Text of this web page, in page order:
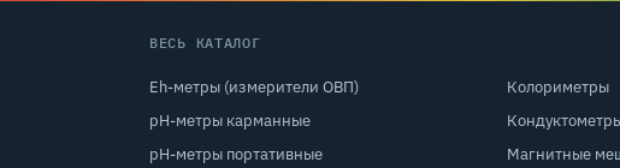
ВЕСЬ КАТАЛОГ
Eh-метры (измерители ОВП)
pH-метры карманные
pH-метры портативные
Колориметры
Магнитные